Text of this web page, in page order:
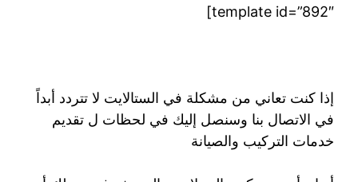
template id=”892″]
إذا كنت تعاني من مشكلة في الستالايت لا تتردد أبداً
في الاتصال بنا وسنصل إليك في لحظات ل تقديم
خدمات التركيب والصيانة